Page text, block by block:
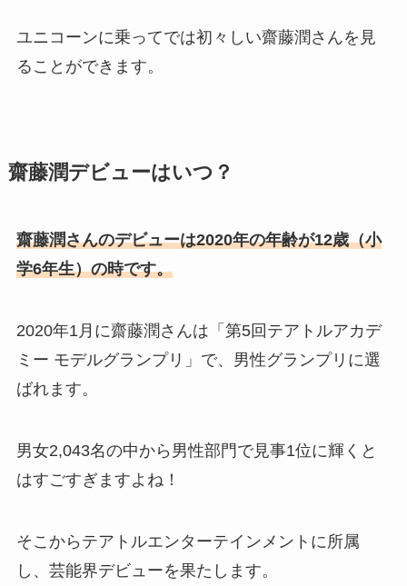
ユニコーンに乗ってでは初々しい齋藤潤さんを見
ることができます。
齋藤潤デビューはいつ？
齋藤潤さんのデビューは2020年の年齢が12歳（小
学6年生）の時です。
2020年1月に齋藤潤さんは「第5回テアトルアカデ
ミー モデルグランプリ」で、男性グランプリに選
ばれます。
男女2,043名の中から男性部門で見事1位に輝くと
はすごすぎますよね！
そこからテアトルエンターテインメントに所属
し、芸能界デビューを果たします。